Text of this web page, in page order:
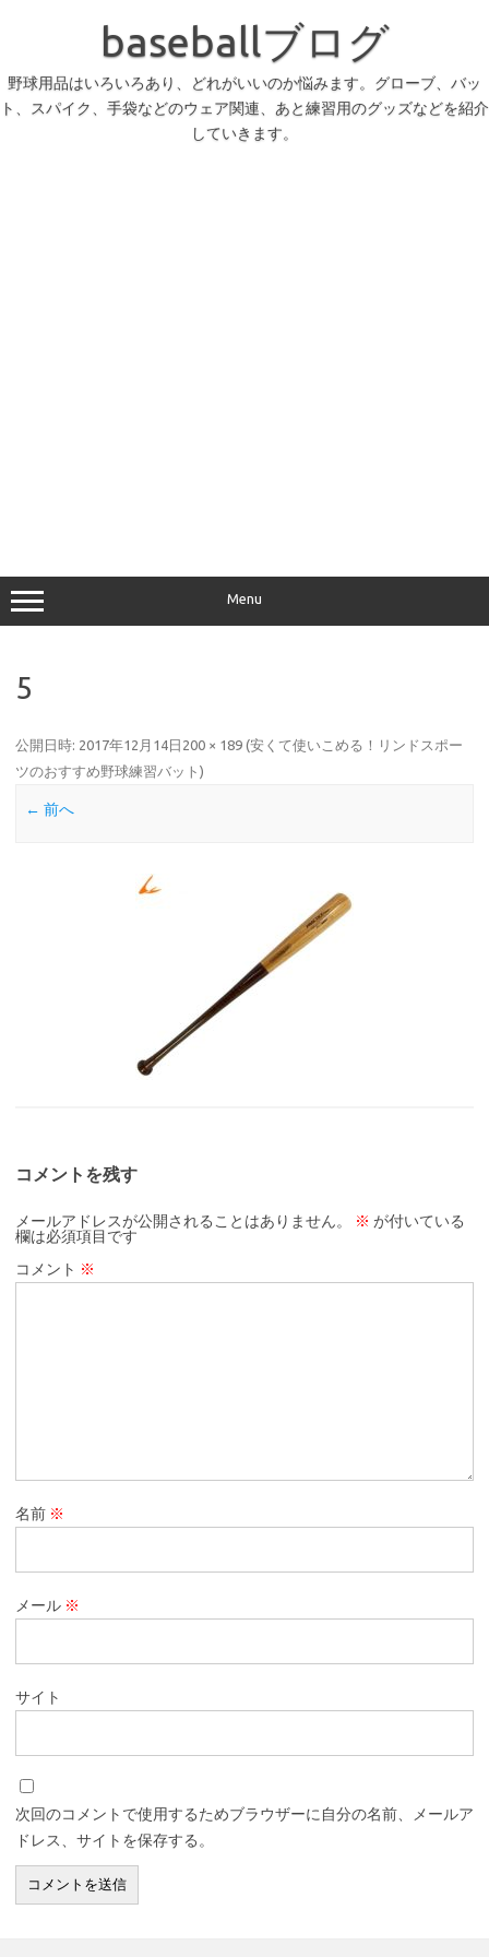
へ
キ
baseballブログ
野球用品はいろいろあり、どれがいいのか悩みます。グローブ、バッ
ト、スパイク、手袋などのウェア関連、あと練習用のグッズなどを紹介
していきます。
Menu
5
公開日時: 2017年12月14日 200 × 189 (安くて使いこめる！リンドスポー
ツのおすすめ野球練習バット )
← 前へ
コメントを残す
メールアドレスが公開されることはありません。 ※ が付いている
欄は必須項目です
コメント ※
名前 ※
メール ※
サイト
次回のコメントで使用するためブラウザーに自分の名前、メールア
ドレス、サイトを保存する。